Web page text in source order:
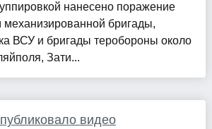
нанесено поражение
бригады,
ВСУ и бригады теробороны около
Зати...
видео